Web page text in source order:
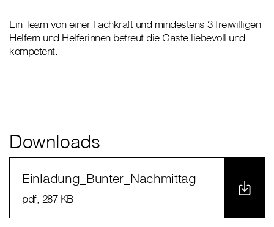
Ein Team von einer Fachkraft und mindestens 3 freiwilligen
Helfern und Helferinnen betreut die Gäste liebevoll und
kompetent.
Downloads
Einladung_Bunter_Nachmittag
pdf, 287 KB